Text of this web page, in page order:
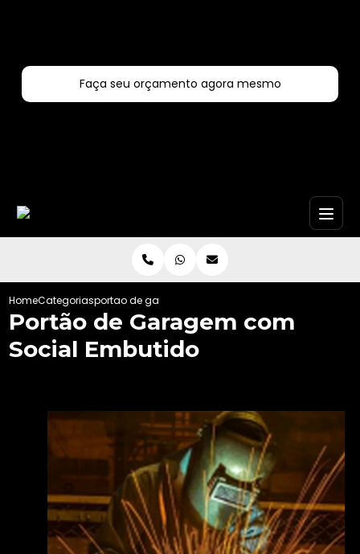
Faça seu orçamento agora mesmo
HomeCategoriasportao de garagem com social embutido
Portão de Garagem com
Social Embutido